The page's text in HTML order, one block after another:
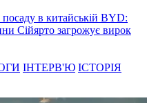
посаду в китайській BYD:
Сійярто загрожує вирок
ІНТЕРВ'Ю ІСТОРІЯ